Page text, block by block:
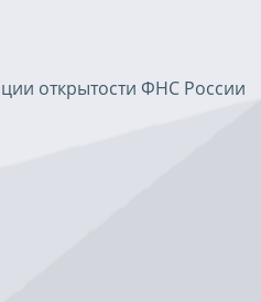
открытости ФНС России